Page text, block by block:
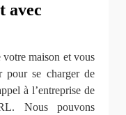
avec
votre maison et vous
pour se charger de
à l’entreprise de
Nous pouvons